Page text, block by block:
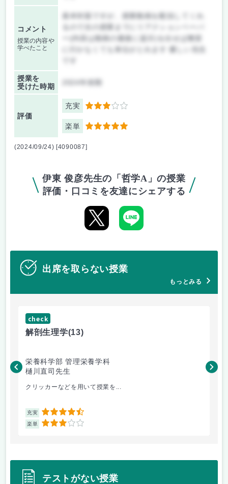
コメント
授業の内容や
学べたこと
ー(内容は動画の最後に提示)を出せば教室
に行かなくても単位がとれます 優しい先生
授業を
受けた時期
評価
充実 3
楽単 5
(2024/09/24) [4090087]
伊東 俊彦先生の「哲学A」の授業
評価・口コミを友達にシェアする
出席を取らない授業
もっとみる
check
解剖生理学(13)
栄養科学部 管理栄養学科
樋川直司先生
クリッカーなどを用いて授業を...
充実 4.5
楽単 3
菅
テストがない授業